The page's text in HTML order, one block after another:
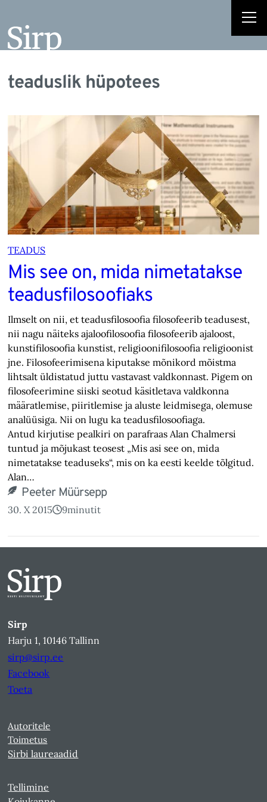
teaduslik hüpotees
TEADUS
Mis see on, mida nimetatakse
teadusfilosoofiaks
Ilmselt on nii, et teadusfilosoofia filosofeerib teadusest,
nii nagu näiteks ajaloofilosoofia filosofeerib ajaloost,
kunstifilosoofia kunstist, religioonifilosoofia religioonist
jne. Filosofeerimisena kiputakse mõnikord mõistma
lihtsalt üldistatud juttu vastavast valdkonnast. Pigem on
filosofeerimine siiski seotud käsitletava valdkonna
määratlemise, piiritlemise ja aluste leidmisega, olemuse
analüüsiga. Nii on lugu ka teadusfilosoofiaga.
Antud kirjutise pealkiri on parafraas Alan Chalmersi
tuntud ja mõjukast teosest „Mis asi see on, mida
nimetatakse teaduseks“, mis on ka eesti keelde tõlgitud.
Alan…
Peeter Müürsepp
30. X 2015 9minutit
Sirp
Harju 1, 10146 Tallinn
sirp@sirp.ee
Facebook
Toeta
Autoritele
Toimetus
Sirbi laureaadid
Tellimine